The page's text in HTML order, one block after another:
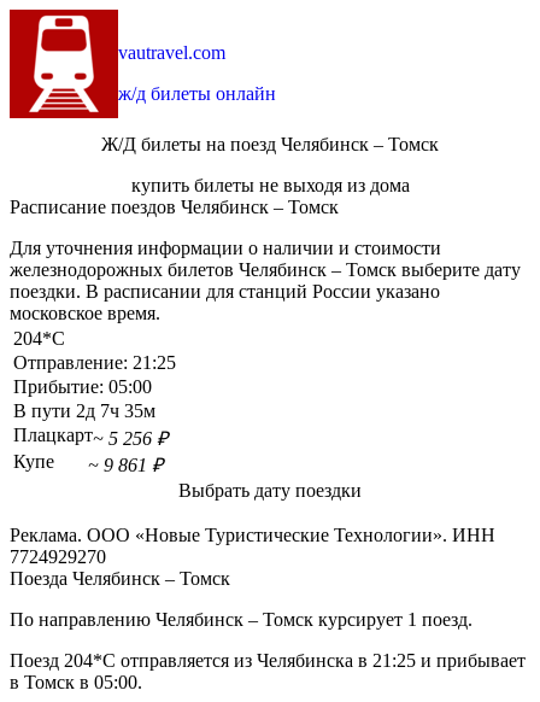
vautravel.com
ж/д билеты онлайн
Ж/Д билеты на поезд Челябинск – Томск
купить билеты не выходя из дома
Расписание поездов Челябинск – Томск
Для уточнения информации о наличии и стоимости
железнодорожных билетов Челябинск – Томск выберите дату
поездки. В расписании для станций России указано
московское время.
204*С
Отправление: 21:25
Прибытие: 05:00
В пути 2д 7ч 35м
Плацкарт~ 5 256 ₽
Купе
~ 9 861 ₽
Выбрать дату поездки
Реклама. ООО «Новые Туристические Технологии». ИНН
7724929270
Поезда Челябинск – Томск
По направлению Челябинск – Томск курсирует 1 поезд.
Поезд 204*С отправляется из Челябинска в 21:25 и прибывает
в Томск в 05:00.